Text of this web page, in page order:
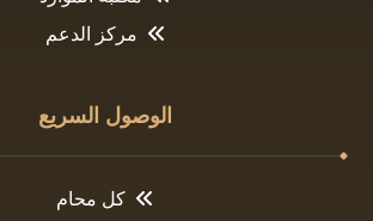
مركز الدعم
الوصول السريع
كل محام